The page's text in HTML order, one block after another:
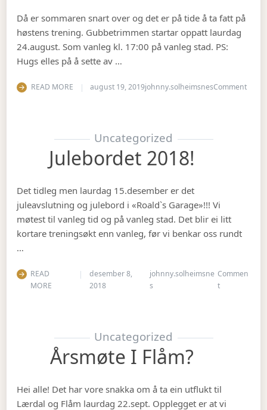
Då er sommaren snart over og det er på tide å ta fatt på
høstens trening. Gubbetrimmen startar oppatt laurdag
24.august. Som vanleg kl. 17:00 på vanleg stad. PS:
Hugs elles på å sette av …
READ MORE august 19, 2019johnny.solheimsnesCommenton
Uncategorized
Julebordet 2018!
Det tidleg men laurdag 15.desember er det
juleavslutning og julebord i «Roald`s Garage»!!! Vi
møtest til vanleg tid og på vanleg stad. Det blir ei litt
kortare treningsøkt enn vanleg, før vi benkar oss rundt
…
READ
MORE
desember 8,
2018
johnny.solheimsne
s
Commen
ton Julebordet
Uncategorized
Årsmøte I Flåm?
Hei alle! Det har vore snakka om å ta ein utflukt til
Lærdal og Flåm laurdag 22.sept. Opplegget er at vi